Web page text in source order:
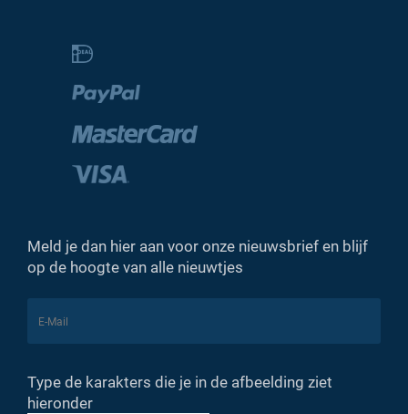
Meld je dan hier aan voor onze nieuwsbrief en blijf
op de hoogte van alle nieuwtjes
Type de karakters die je in de afbeelding ziet
hieronder